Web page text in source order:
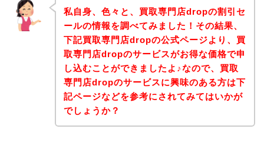
私自身、色々と、買取専門店dropの割引セ
ールの情報を調べてみました！その結果、
下記買取専門店dropの公式ページより、買
取専門店dropのサービスがお得な価格で申
し込むことができましたよ♪なので、買取
専門店dropのサービスに興味のある方は下
記ページなどを参考にされてみてはいかが
でしょうか？